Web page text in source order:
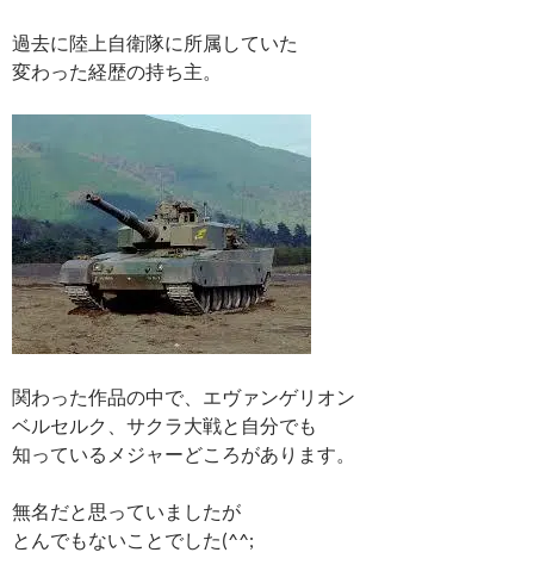
過去に陸上自衛隊に所属していた
変わった経歴の持ち主。
関わった作品の中で、エヴァンゲリオン
ベルセルク、サクラ大戦と自分でも
知っているメジャーどころがあります。
無名だと思っていましたが
とんでもないことでした(^^;